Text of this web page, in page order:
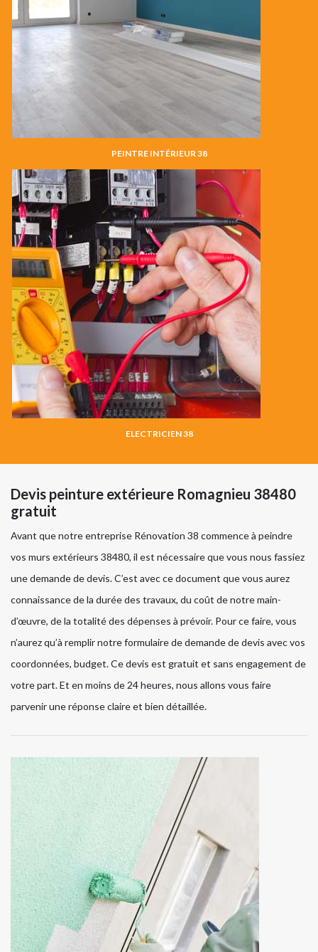
PEINTRE INTÉRIEUR 38
ELECTRICIEN 38
Devis peinture extérieure Romagnieu 38480
gratuit
Avant que notre entreprise Rénovation 38 commence à peindre
vos murs extérieurs 38480, il est nécessaire que vous nous fassiez
une demande de devis. C’est avec ce document que vous aurez
connaissance de la durée des travaux, du coût de notre main-
d’œuvre, de la totalité des dépenses à prévoir. Pour ce faire, vous
n’aurez qu’à remplir notre formulaire de demande de devis avec vos
coordonnées, budget. Ce devis est gratuit et sans engagement de
votre part. Et en moins de 24 heures, nous allons vous faire
parvenir une réponse claire et bien détaillée.